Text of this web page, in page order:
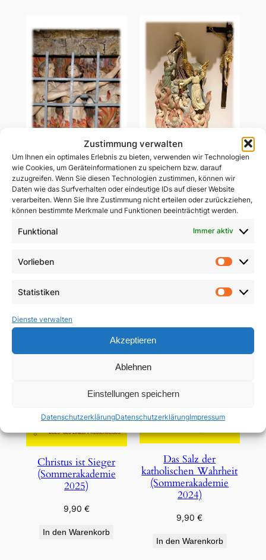
Zustimmung verwalten
Um Ihnen ein optimales Erlebnis zu bieten, verwenden wir Technologien
wie Cookies, um Geräteinformationen zu speichern bzw. darauf
zuzugreifen. Wenn Sie diesen Technologien zustimmen, können wir
Daten wie das Surfverhalten oder eindeutige IDs auf dieser Website
verarbeiten. Wenn Sie Ihre Zustimmung nicht erteilen oder zurückziehen,
können bestimmte Merkmale und Funktionen beeinträchtigt werden.
Funktional Immer aktiv
Vorlieben
Statistiken
Dienste verwalten
Akzeptieren
Ablehnen
Einstellungen speichern
DatenschutzerklärungDatenschutzerklärungImpressum
Ablass-Gebetsbildchen
(Motiv C: Dießen)
5,00€
Ablass-Gebetsbildchen
(Motiv D: Maria
Vesperbild)
Christus ist Sieger
(Sommerakademie
2025)
9,90 €
In den Warenkorb
Das Salz der
katholischen Wahrheit
(Sommerakademie
2024)
9,90€
In den Warenkorb